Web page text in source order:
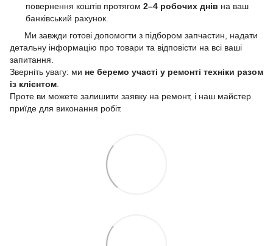
повернення коштів протягом 2–4 робочих днів на ваш
банківський рахунок.
Ми завжди готові допомогти з підбором запчастин, надати
детальну інформацію про товари та відповісти на всі ваші
запитання.
Зверніть увагу: ми не беремо участі у ремонті техніки разом
із клієнтом.
Проте ви можете залишити заявку на ремонт, і наш майстер
приїде для виконання робіт.